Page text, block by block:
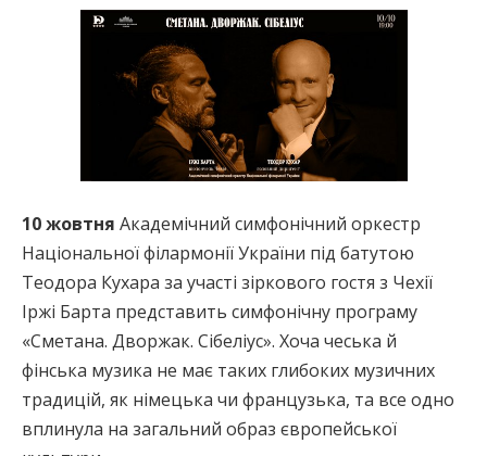
10 жовтня Академічний симфонічний оркестр
Національної філармонії України під батутою
Tеодора Кухара за участі зіркового гостя з Чехії
Іржі Барта представить симфонічну програму
«Сметана. Дворжак. Сібеліус». Хоча чеська й
фінська музика не має таких глибоких музичних
традицій, як німецька чи французька, та все одно
вплинула на загальний образ європейської